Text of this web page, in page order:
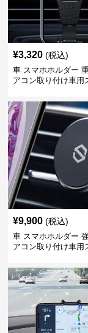
¥3,320 (税込)
車 スマホホルダー
アコン取り付け車用
¥9,900 (税込)
車 スマホホルダー
アコン取り付け車用